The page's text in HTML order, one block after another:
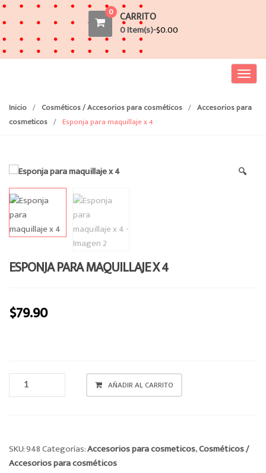
0 CARRITO
0 Item(s)-$0.00
T
g
a
Inicio / Cosméticos / Accesorios para cosméticos / Accesorios para
cosmeticos / Esponja para maquillaje x 4
🔍
ESPONJA PARA MAQUILLAJE X 4
$79.90
ESPONJA
PARA
CANTIDAD
AÑADIR AL CARRITO
SKU:948Categorías:Accesorios para cosmeticos,Cosméticos /
Accesorios para cosméticos